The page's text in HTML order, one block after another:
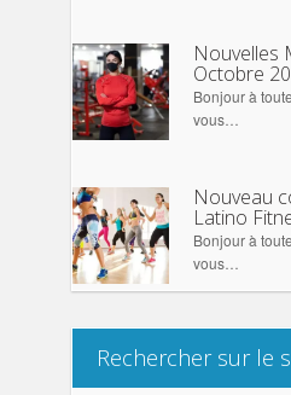
Nouvelles
Octobre
Bonjour à
vous…
Nouveau
Latino
Bonjour à
vous…
Rechercher sur le